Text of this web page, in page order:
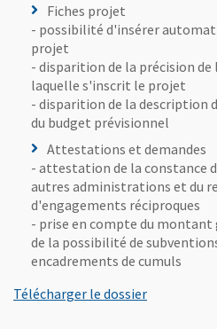
Fiches projet
- possibilité d'insérer
projet
- disparition de la précision
laquelle s'inscrit le projet
- disparition de la description
du budget prévisionnel
Attestations et demandes
- attestation de la constance
autres administrations et du
d'engagements réciproques
- prise en compte du montant
de la possibilité de
encadrements de cumuls
Télécharger le dossier